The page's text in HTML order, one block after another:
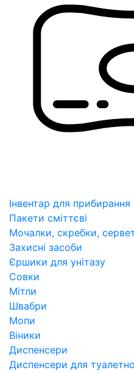
Інвентар для прибирання
Пакети сміттєві
Мочалки, скребки,
Захисні засоби
Єршики для унітазу
Совки
Мітли
Швабри
Мопи
Віники
Диспенсери
Диспенсери для